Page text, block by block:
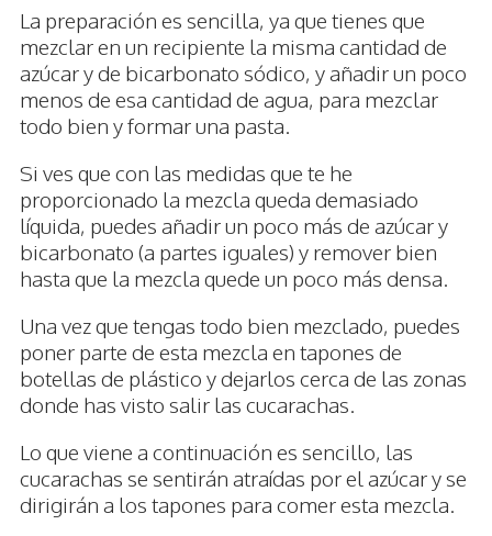
La preparación es sencilla, ya que tienes que
mezclar en un recipiente la misma cantidad de
azúcar y de bicarbonato sódico, y añadir un poco
menos de esa cantidad de agua, para mezclar
todo bien y formar una pasta.
Si ves que con las medidas que te he
proporcionado la mezcla queda demasiado
líquida, puedes añadir un poco más de azúcar y
bicarbonato (a partes iguales) y remover bien
hasta que la mezcla quede un poco más densa.
Una vez que tengas todo bien mezclado, puedes
poner parte de esta mezcla en tapones de
botellas de plástico y dejarlos cerca de las zonas
donde has visto salir las cucarachas.
Lo que viene a continuación es sencillo, las
cucarachas se sentirán atraídas por el azúcar y se
dirigirán a los tapones para comer esta mezcla.